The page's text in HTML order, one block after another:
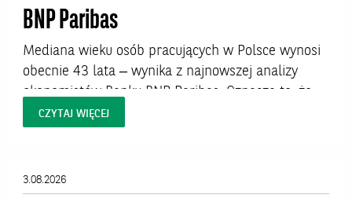
BNP Paribas
Mediana wieku osób pracujących w Polsce wynosi
obecnie 43 lata – wynika z najnowszej analizy
ekonomistów Banku BNP Paribas. Oznacza to, że
połowa aktywnych zawodowo Polaków ma więcej
medycznych – proces starzenia się kadr jest
jednak znacznie bardziej zaawansowany i już dziś
CZYTAJ WIĘCEJ
3.08.2026